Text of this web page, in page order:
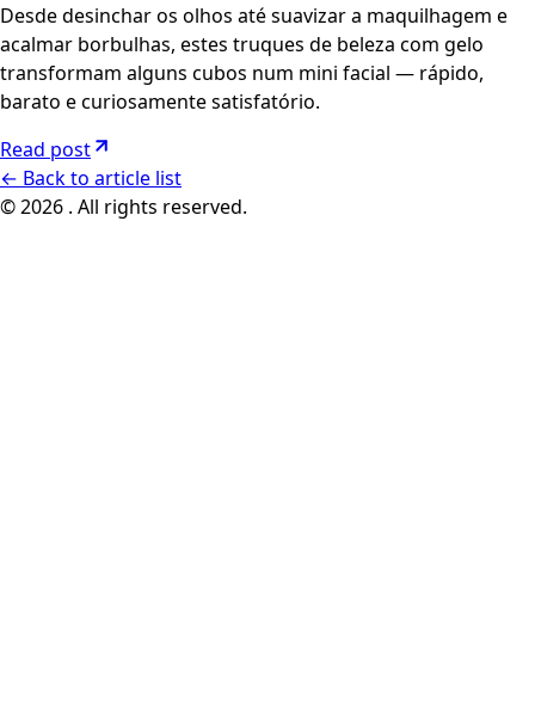
Desde desinchar os olhos até suavizar a maquilhagem e
acalmar borbulhas, estes truques de beleza com gelo
transformam alguns cubos num mini facial — rápido,
barato e curiosamente satisfatório.
Read post
← Back to article list
© 2026 . All rights reserved.